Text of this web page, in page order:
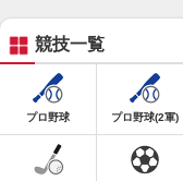
競技一覧
プロ野球 プロ野球(2軍)